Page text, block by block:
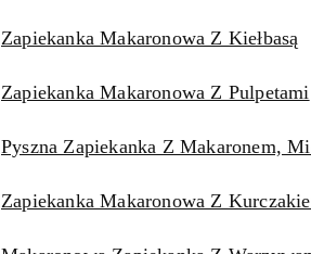
Zapiekanka Makaronowa Z Kiełbasą
Zapiekanka Makaronowa Z Pulpetami
Pyszna Zapiekanka Z Makaronem,
Zapiekanka Makaronowa Z